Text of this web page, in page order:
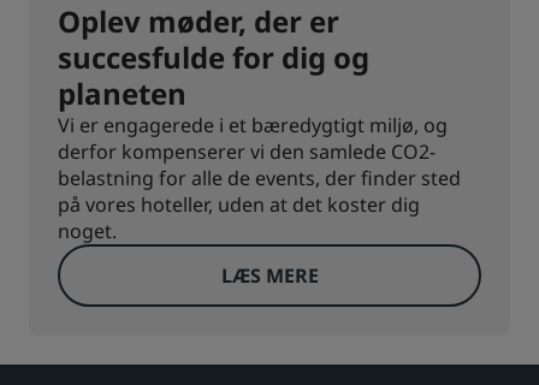
Oplev møder, der er
succesfulde for dig og
planeten
Vi er engagerede i et bæredygtigt miljø, og
derfor kompenserer vi den samlede CO2-
belastning for alle de events, der finder sted
på vores hoteller, uden at det koster dig
noget.
LÆS MERE